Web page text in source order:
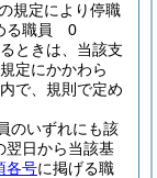
規定により停職
る職員 0
ときは、当該支
定にかかわら
で、規則で定め
のいずれにも該
翌日から当該基
各号に掲げる職